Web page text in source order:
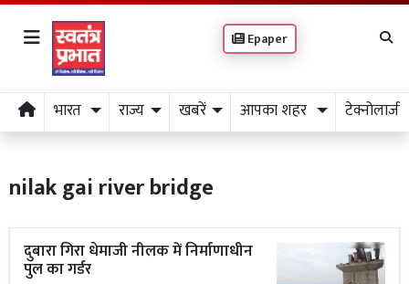
Epaper
भारत राज्य खबरें आपका शहर टेक्नोलाजी
nilak gai river bridge
दुबारा गिरा धेमाजी नीलक में निर्माणाधीन
पुल का गर्डर